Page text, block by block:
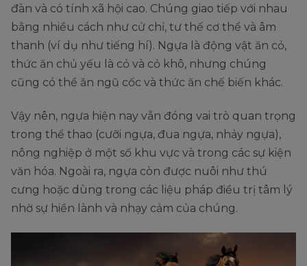
đàn và có tính xã hội cao. Chúng giao tiếp với nhau
bằng nhiều cách như cử chỉ, tư thế cơ thể và âm
thanh (ví dụ như tiếng hí). Ngựa là động vật ăn cỏ,
thức ăn chủ yếu là cỏ và cỏ khô, nhưng chúng
cũng có thể ăn ngũ cốc và thức ăn chế biến khác.
Vậy nên, ngựa hiện nay vẫn đóng vai trò quan trọng
trong thể thao (cưỡi ngựa, đua ngựa, nhảy ngựa),
nông nghiệp ở một số khu vực và trong các sự kiện
văn hóa. Ngoài ra, ngựa còn được nuôi như thú
cưng hoặc dùng trong các liệu pháp điều trị tâm lý
nhờ sự hiền lành và nhạy cảm của chúng.